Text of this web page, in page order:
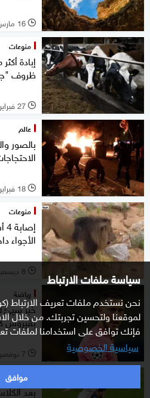
سياسة ملفات الارتباط
نحن نستخدم ملفات تعريف الارتباط
لموقعنا ولتحسين تجربتك. من خلال
فإنك توافق على استخدامنا لملفات
سياسية الخصوصية
موافق
l 16 مارس 2021
منوعات
ظروف
l 27 فبراير 2021
عالم
بالصور
l 18 فبراير 2021
منوعات
الأجواء
l 8 ديسمبر 2020
رياضة
خبر سيئ
بفيروس
l 7 نوفمبر 2020
رياضة
بعد